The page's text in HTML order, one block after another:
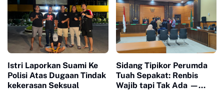
Istri Laporkan Suami Ke
Polisi Atas Dugaan Tindak
kekerasan Seksual
Sidang Tipikor Perumda
Tuah Sepakat: Renbis
Wajib tapi Tak Ada —